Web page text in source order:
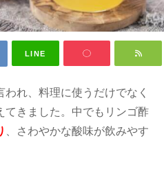
LINE
れ、料理に使うだけでなく
てきました。中でもリンゴ酢
、さわやかな酸味が飲みやす